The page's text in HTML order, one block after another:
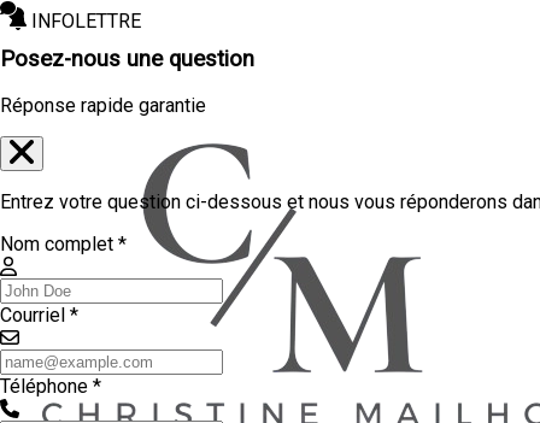
INFOLETTRE
Posez-nous une question
Réponse rapide garantie
Entrez votre question ci-dessous et nous vous réponderons
Nom complet *
Courriel *
Téléphone *